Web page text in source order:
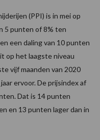
(PPI) is in mei op
5 punten of 8% ten
een daling van 10 punten
op het laagste niveau
vijf maanden van 2020
ervoor. De prijsindex af
Dat is 14 punten
en 13 punten lager dan in